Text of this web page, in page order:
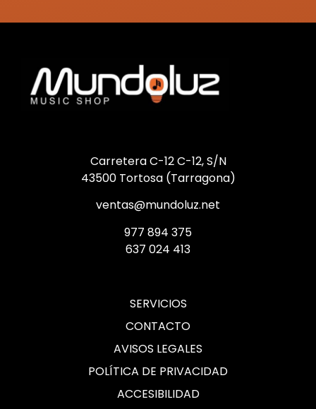
Carretera C-12 C-12, S/N
43500 Tortosa (Tarragona)
ventas@mundoluz.net
977 894 375
637 024 413
SERVICIOS
CONTACTO
AVISOS LEGALES
POLÍTICA DE PRIVACIDAD
ACCESIBILIDAD